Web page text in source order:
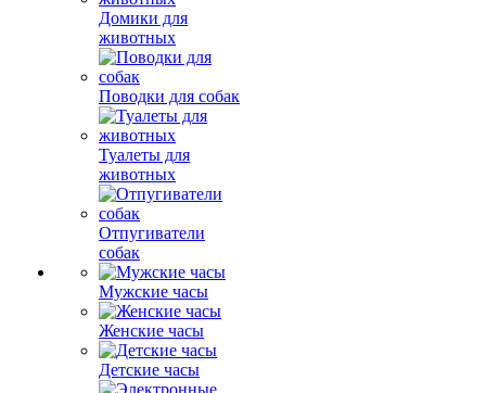
Домики для
животных
Поводки для собак
Туалеты для
животных
Отпугиватели
собак
Мужские часы
Женские часы
Детские часы